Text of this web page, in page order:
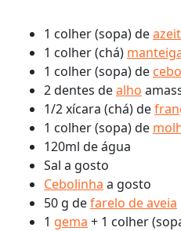
1 colher (sopa) de
1 colher (chá)
1 colher (sopa) de
2 dentes dealho
1/2 xícara (chá) de
1 colher (sopa) de
120ml de água
Sal a gosto
Cebolinha a gosto
50 g defarelo de aveia
1 gema + 1 colher